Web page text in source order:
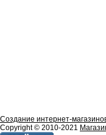
Создание интернет-
Copyright © 2010-2021